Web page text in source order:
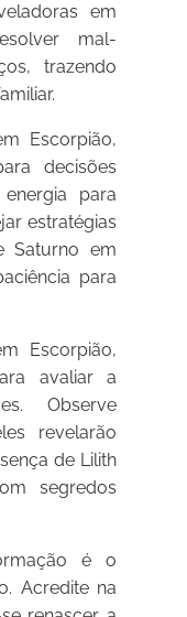
em
mal-
trazendo
Escorpião,
decisões
para
estratégias
Saturno em
para
Escorpião,
avaliar a
Observe
revelarão
de Lilith
segredos
é o
Acredite na